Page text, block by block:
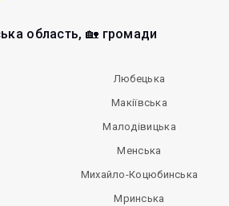
область, 🏡 громади
Любецька
Макіївська
Малодівицька
Менська
Михайло-Коцюбинська
Мринська